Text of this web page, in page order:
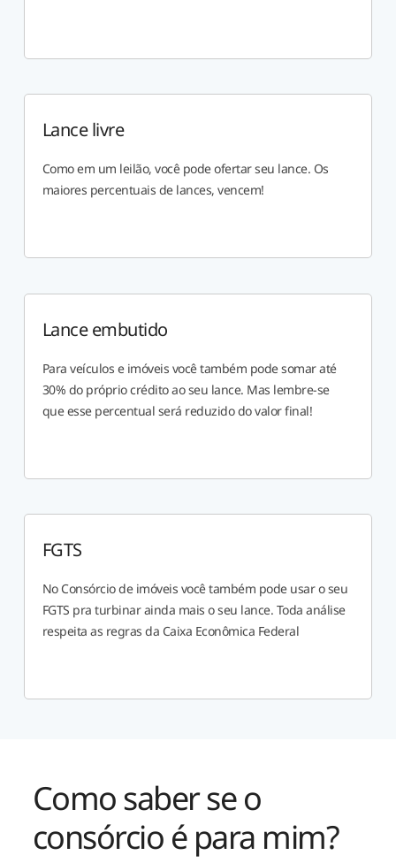
Lance livre
Como em um leilão, você pode ofertar seu lance. Os
maiores percentuais de lances, vencem!
Lance embutido
Para veículos e imóveis você também pode somar até
30% do próprio crédito ao seu lance. Mas lembre-se
que esse percentual será reduzido do valor final!
FGTS
No Consórcio de imóveis você também pode usar o seu
FGTS pra turbinar ainda mais o seu lance. Toda análise
respeita as regras da Caixa Econômica Federal
Como saber se o
consórcio é para mim?